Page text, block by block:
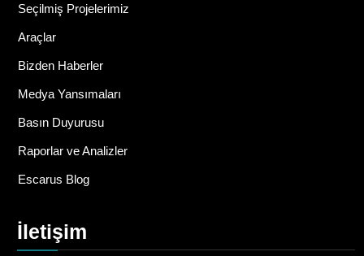
Seçilmiş Projelerimiz
Araçlar
Bizden Haberler
Medya Yansımaları
Basın Duyurusu
Raporlar ve Analizler
Escarus Blog
İletişim